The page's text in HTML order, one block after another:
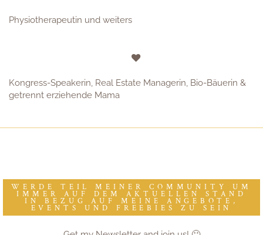
Physiotherapeutin und weiters
Kongress-Speakerin, Real Estate Managerin, Bio-Bäuerin &
getrennt erziehende Mama
WERDE TEIL MEINER COMMUNITY UM
IMMER AUF DEM AKTUELLEN STAND
IN BEZUG AUF MEINE ANGEBOTE,
EVENTS UND FREEBIES ZU SEIN